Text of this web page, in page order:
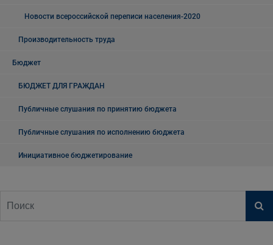
Новости всероссийской переписи населения-2020
Производительность труда
Бюджет
БЮДЖЕТ ДЛЯ ГРАЖДАН
Публичные слушания по принятию бюджета
Публичные слушания по исполнению бюджета
Инициативное бюджетирование